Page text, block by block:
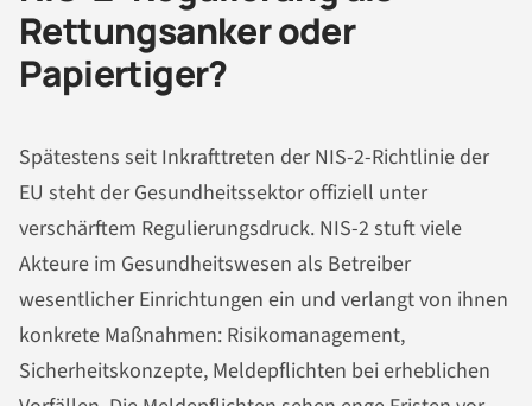
Rettungsanker oder
Papiertiger?
Spätestens seit Inkrafttreten der NIS-2-Richtlinie der
EU steht der Gesundheitssektor offiziell unter
verschärftem Regulierungsdruck. NIS-2 stuft viele
Akteure im Gesundheitswesen als Betreiber
wesentlicher Einrichtungen ein und verlangt von ihnen
konkrete Maßnahmen: Risikomanagement,
Sicherheitskonzepte, Meldepflichten bei erheblichen